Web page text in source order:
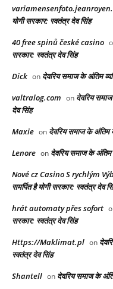
योगी सरकार: स्वतंत्र देव सिंह
40 free spinů české casino
सरकार: स्वतंत्र देव सिंह
Dick on देवरिय समाज के अंतिम
valtralog.com on देवरिय
देव सिंह
Maxie on देवरिय समाज के अंतिम
Lenore on देवरिय समाज के अंतिम
Nové cz Casino S rychlým
समर्पित है योगी सरकार: स्वतंत्र देव
hrát automaty přes sofort
सरकार: स्वतंत्र देव सिंह
Https://Maklimat.pl on
स्वतंत्र देव सिंह
Shantell on देवरिय समाज के